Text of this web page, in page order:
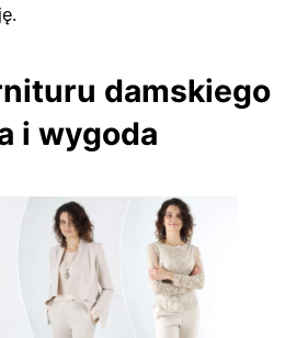
damskiego
i wygoda